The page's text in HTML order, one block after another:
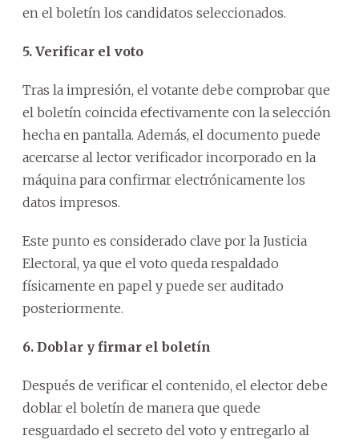
en el boletín los candidatos seleccionados.
5. Verificar el voto
Tras la impresión, el votante debe comprobar que
el boletín coincida efectivamente con la selección
hecha en pantalla. Además, el documento puede
acercarse al lector verificador incorporado en la
máquina para confirmar electrónicamente los
datos impresos.
Este punto es considerado clave por la Justicia
Electoral, ya que el voto queda respaldado
físicamente en papel y puede ser auditado
posteriormente.
6. Doblar y firmar el boletín
Después de verificar el contenido, el elector debe
doblar el boletín de manera que quede
resguardado el secreto del voto y entregarlo al